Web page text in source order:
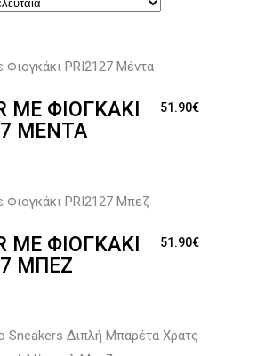
by
ΜΕ ΦΙΟΓΚΆΚΙ
ΜΈΝΤΑ
51.90€
ΜΕ ΦΙΟΓΚΆΚΙ
ΜΠΕΖ
51.90€